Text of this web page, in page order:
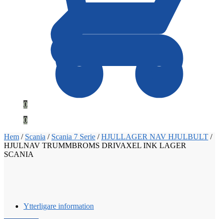
0
0
Hem / Scania / Scania 7 Serie /HJULLAGER NAV HJULBULT /
HJULNAV TRUMMBROMS DRIVAXEL INK LAGER
SCANIA
Ytterligare information